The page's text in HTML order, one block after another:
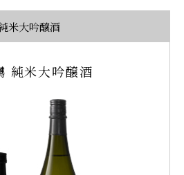
米大吟醸酒
純米大吟醸酒